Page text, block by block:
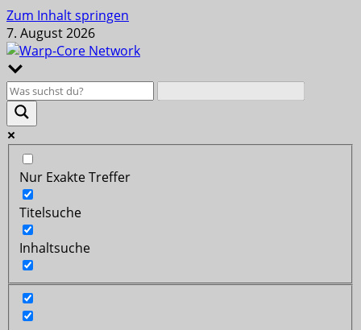
Zum Inhalt springen
7. August 2026
Nur Exakte Treffer
Titelsuche
Inhaltsuche